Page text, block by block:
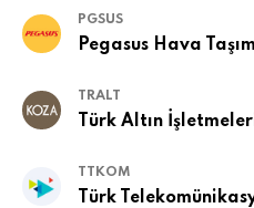
PGSUS
Pegasus Hava
TRALT
Türk Altın
TTKOM
Türk